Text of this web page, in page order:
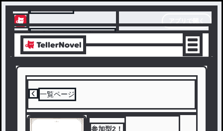
テラーノベル
アプリでサクサク楽しめる
一覧ページ
参加型2！